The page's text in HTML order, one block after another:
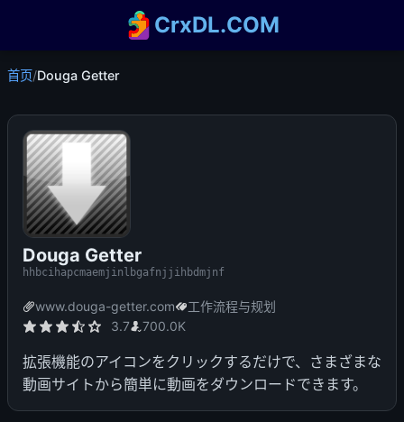
CrxDL.COM
首页/Douga Getter
Douga Getter
hhbcihapcmaemjinlbgafnjjihbdmjnf
www.douga-getter.com
工作流程与规划
3.7
700.0K
拡張機能のアイコンをクリックするだけで、さまざまな
動画サイトから簡単に動画をダウンロードできます。